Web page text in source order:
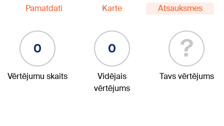
Pamatdati Karte Atsauksmes
0
Vērtējumu skaits
0
Vidējais
vērtējums
?
Tavs vērtējums